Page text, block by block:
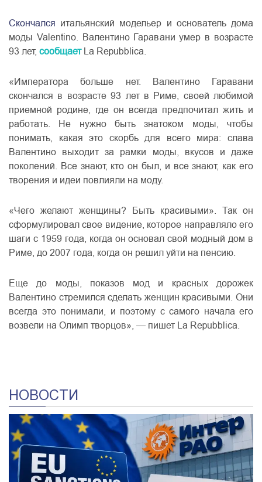
Скончался итальянский модельер и основатель дома
моды Valentino. Валентино Гаравани умер в возрасте
93 лет, сообщает La Repubblica.
«Императора больше нет. Валентино Гаравани
скончался в возрасте 93 лет в Риме, своей любимой
приемной родине, где он всегда предпочитал жить и
работать. Не нужно быть знатоком моды, чтобы
понимать, какая это скорбь для всего мира: слава
Валентино выходит за рамки моды, вкусов и даже
поколений. Все знают, кто он был, и все знают, как его
творения и идеи повлияли на моду.
«Чего желают женщины? Быть красивыми». Так он
сформулировал свое видение, которое направляло его
шаги с 1959 года, когда он основал свой модный дом в
Риме, до 2007 года, когда он решил уйти на пенсию.
Еще до моды, показов мод и красных дорожек
Валентино стремился сделать женщин красивыми. Они
всегда это понимали, и поэтому с самого начала его
возвели на Олимп творцов», — пишет La Repubblica.
НОВОСТИ